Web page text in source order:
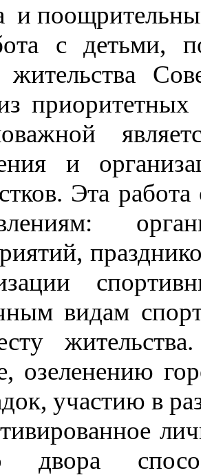
и
с детьми,
жительства
приоритетных
и
Эта
видам
озеленению
участию в
двора